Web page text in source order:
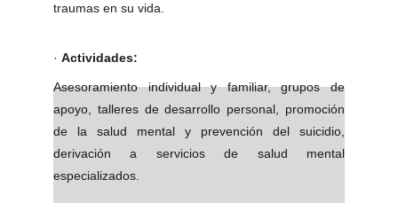
traumas en su vida.
· Actividades:
Asesoramiento individual y familiar, grupos de
apoyo, talleres de desarrollo personal, promoción
de la salud mental y prevención del suicidio,
derivación a servicios de salud mental
especializados.